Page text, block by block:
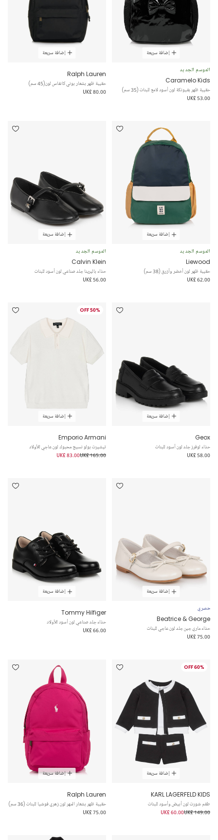
إضافة سريعة
الموسم الجديد
Caramelo Kids
حقيبة ظهر بفيونكة لون أسود لامع للبنات (35 سم)
UK£ 53.00
إضافة سريعة
Ralph Lauren
حقيبة ظهر بشعار بوني كانفاس لون(45 سم)
UK£ 80.00
إضافة سريعة
الموسم الجديد
Liewood
حقيبة ظهر لون أخضر وأزرق (38 سم)
UK£ 62.00
إضافة سريعة
الموسم الجديد
Calvin Klein
حذاء باليرينا جلد صناعي لون أسود للبنات
UK£ 56.00
إضافة سريعة
Geox
حذاء لوفرز جلد لون أسود للبنات
UK£ 58.00
50% OFF
إضافة سريعة
Emporio Armani
تيشيرت بولو نسيج محبوك لون عاجي للأولاد
UK£ 165.00
UK£ 83.00
إضافة سريعة
حصري
Beatrice & George
حذاء ماري جين جلد لون عاجي للبنات
UK£ 75.00
إضافة سريعة
Tommy Hilfiger
حذاء جلد صناعي لون أسود للأولاد
UK£ 66.00
60% OFF
إضافة سريعة
KARL LAGERFELD KIDS
طقم شورت لون أبيض وأسود للبنات
UK£ 149.00
UK£ 60.00
إضافة سريعة
Ralph Lauren
حقيبة ظهر بشعار المهر لون زهري فوشيا للبنات (36 سم)
UK£ 75.00